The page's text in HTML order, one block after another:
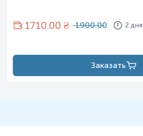
1710.00 ₴ 1900.00 2 дня
Заказать